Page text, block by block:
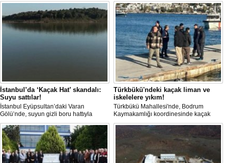
İstanbul’da ‘Kaçak Hat’ skandalı:
Suyu sattılar!
İstanbul Eyüpsultan’daki Varan
Gölü’nde, suyun gizli boru hattıyla
çekilip tankerlere aktarıldığı öne
sürüldü. Hattın izini süren vatandaşlar,
yaklaşık 3 kilometrelik kaçak düzenek
kurulduğunu iddia etti.
Türkbükü'ndeki kaçak liman ve
iskelelere yıkım!
Türkbükü Mahallesi'nde, Bodrum
Kaymakamlığı koordinesinde kaçak
liman ve iskelelere yönelik yıkım
çalışması başlatıldı.